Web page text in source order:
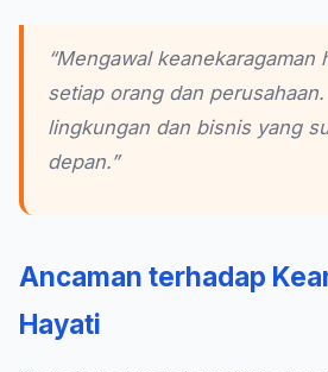
“Mengawal keanekaragaman
setiap orang dan
lingkungan dan bisnis yang
depan.”
Ancaman terhadap
Hayati